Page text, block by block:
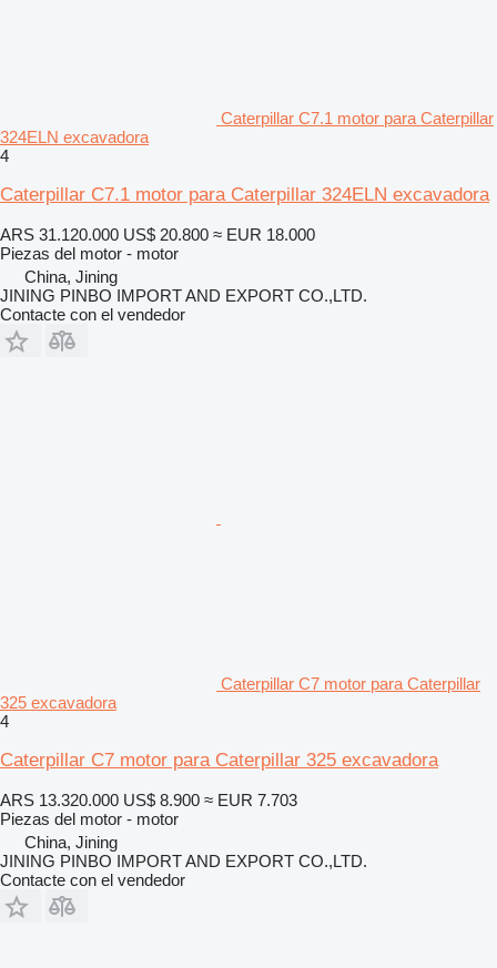
Caterpillar C7.1 motor para Caterpillar
324ELN excavadora
4
Caterpillar C7.1 motor para Caterpillar 324ELN excavadora
ARS 31.120.000 US$ 20.800 ≈ EUR 18.000
Piezas del motor - motor
China, Jining
JINING PINBO IMPORT AND EXPORT CO.,LTD.
Contacte con el vendedor
Caterpillar C7 motor para Caterpillar
325 excavadora
4
Caterpillar C7 motor para Caterpillar 325 excavadora
ARS 13.320.000 US$ 8.900 ≈ EUR 7.703
Piezas del motor - motor
China, Jining
JINING PINBO IMPORT AND EXPORT CO.,LTD.
Contacte con el vendedor